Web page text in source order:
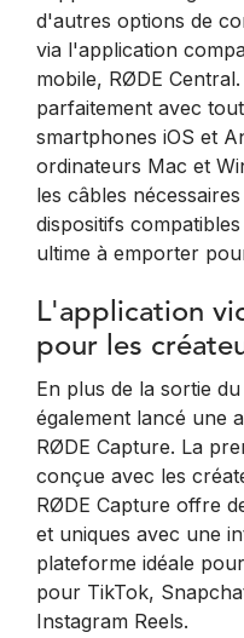
d'autres options de
via l'application
mobile, RØDE
parfaitement avec
smartphones iOS et
ordinateurs Mac et
les câbles
dispositifs
ultime à emporter
L'application
pour les
En plus de la sortie
également lancé une
RØDE Capture. La
conçue avec les
RØDE Capture offre
et uniques avec une
plateforme idéale
pour TikTok,
Instagram Reels.